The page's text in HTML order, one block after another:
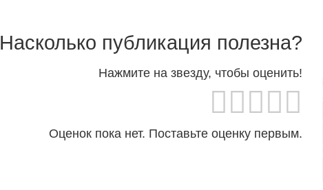
Насколько публикация полезна?
Нажмите на звезду, чтобы оценить!
Оценок пока нет. Поставьте оценку первым.